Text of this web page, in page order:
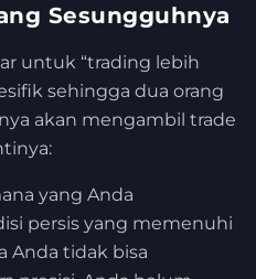
Sesungguhnya
untuk “trading lebih
sehingga dua orang
akan mengambil trade
yang Anda
persis yang memenuhi
Anda tidak bisa